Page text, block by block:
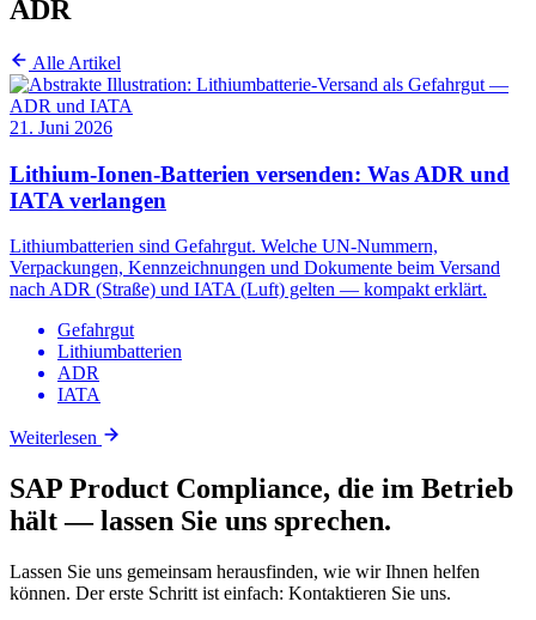
ADR
Alle Artikel
21. Juni 2026
Lithium-Ionen-Batterien versenden: Was ADR und
IATA verlangen
Lithiumbatterien sind Gefahrgut. Welche UN-Nummern,
Verpackungen, Kennzeichnungen und Dokumente beim Versand
nach ADR (Straße) und IATA (Luft) gelten — kompakt erklärt.
Gefahrgut
Lithiumbatterien
ADR
IATA
Weiterlesen
SAP Product Compliance, die im Betrieb
hält — lassen Sie uns sprechen.
Lassen Sie uns gemeinsam herausfinden, wie wir Ihnen helfen
können. Der erste Schritt ist einfach: Kontaktieren Sie uns.